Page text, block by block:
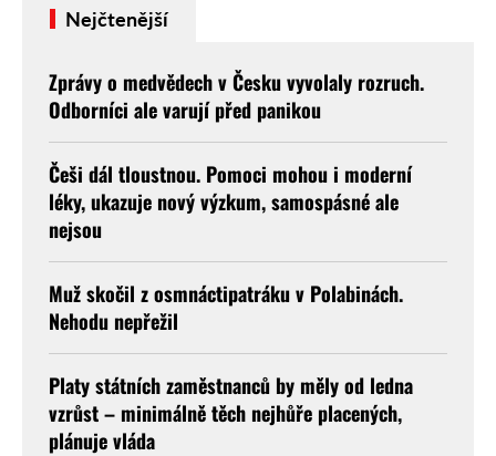
Nejčtenější
Zprávy o medvědech v Česku vyvolaly rozruch.
Odborníci ale varují před panikou
Češi dál tloustnou. Pomoci mohou i moderní
léky, ukazuje nový výzkum, samospásné ale
nejsou
Muž skočil z osmnáctipatráku v Polabinách.
Nehodu nepřežil
Platy státních zaměstnanců by měly od ledna
vzrůst – minimálně těch nejhůře placených,
plánuje vláda